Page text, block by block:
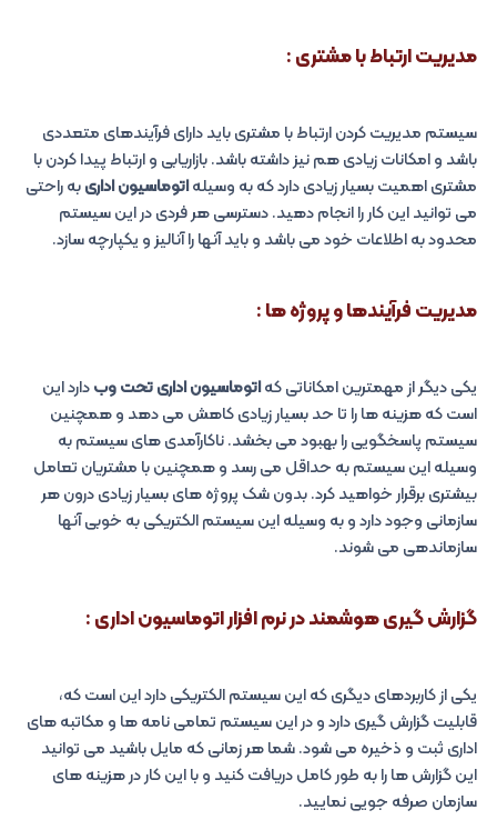
مدیریت ارتباط با مشتری :
سیستم مدیریت کردن ارتباط با مشتری باید دارای فرآیندهای متعددی
باشد و امکانات زیادی هم نیز داشته باشد. بازاریابی و ارتباط پیدا کردن با
مشتری اهمیت بسیار زیادی دارد که به وسیلهاتوماسیون اداریبه راحتی
می توانید این کار را انجام دهید. دسترسی هر فردی در این سیستم
محدود به اطلاعات خود می باشد و باید آنها را آنالیز و یکپارچه سازد.
مدیریت فرآیندها و پروژه ها :
یکی دیگر از مهمترین امکاناتی کهاتوماسیون اداری تحت وبدارد این
است که هزینه ها را تا حد بسیار زیادی کاهش می دهد و همچنین
سیستم پاسخگویی را بهبود می بخشد. ناکارآمدی های سیستم به
وسیله این سیستم به حداقل می رسد و همچنین با مشتریان تعامل
بیشتری برقرار خواهید کرد. بدون شک پروژه های بسیار زیادی درون هر
سازمانی وجود دارد و به وسیله این سیستم الکتریکی به خوبی آنها
سازماندهی می شوند.
گزارش گیری هوشمند درنرم افزار اتوماسیون اداری:
یکی از کاربردهای دیگری که این سیستم الکتریکی دارد این است که،
قابلیت گزارش گیری دارد و در این سیستم تمامی نامه ها و مکاتبه های
اداری ثبت و ذخیره می شود. شما هر زمانی که مایل باشید می توانید
این گزارش ها را به طور کامل دریافت کنید و با این کار در هزینه های
سازمان صرفه جویی نمایید.